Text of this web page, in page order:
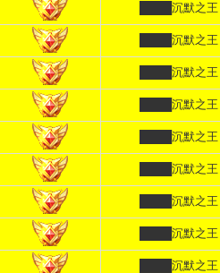
████沉默之王
████沉默之王
████沉默之王
████沉默之王
████沉默之王
████沉默之王
████沉默之王
████沉默之王
████沉默之王